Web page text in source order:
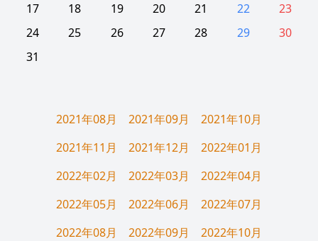
17
18 19 20 21 22
23
24
25 26 27 28 29
30
31
2021年08月 2021年09月
2021年10月
2021年11月
2021年12月
2022年01月
2022年02月
2022年03月
2022年04月
2022年05月
2022年06月
2022年07月
2022年08月
2022年09月
2022年10月